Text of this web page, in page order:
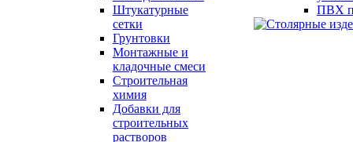
Штукатурные
сетки
Грунтовки
Монтажные и
кладочные смеси
Строительная
химия
Добавки для
строительных
растворов
ПВХ